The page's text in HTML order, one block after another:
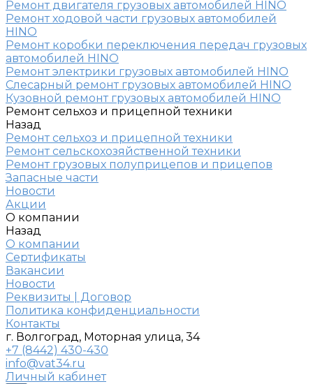
Ремонт двигателя грузовых автомобилей HINO
Ремонт ходовой части грузовых автомобилей
HINO
Ремонт коробки переключения передач грузовых
автомобилей HINO
Ремонт электрики грузовых автомобилей HINO
Слесарный ремонт грузовых автомобилей HINO
Кузовной ремонт грузовых автомобилей HINO
Ремонт сельхоз и прицепной техники
Назад
Ремонт сельхоз и прицепной техники
Ремонт сельскохозяйственной техники
Ремонт грузовых полуприцепов и прицепов
Запасные части
Новости
Акции
О компании
Назад
О компании
Сертификаты
Вакансии
Новости
Реквизиты | Договор
Политика конфиденциальности
Контакты
г. Волгоград, Моторная улица, 34
+7 (8442) 430-430
info@vat34.ru
Личный кабинет